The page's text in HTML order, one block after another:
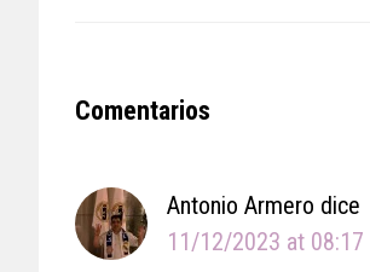
Reader
Comentarios
Antonio Armero dice
11/12/2023 at 08:17